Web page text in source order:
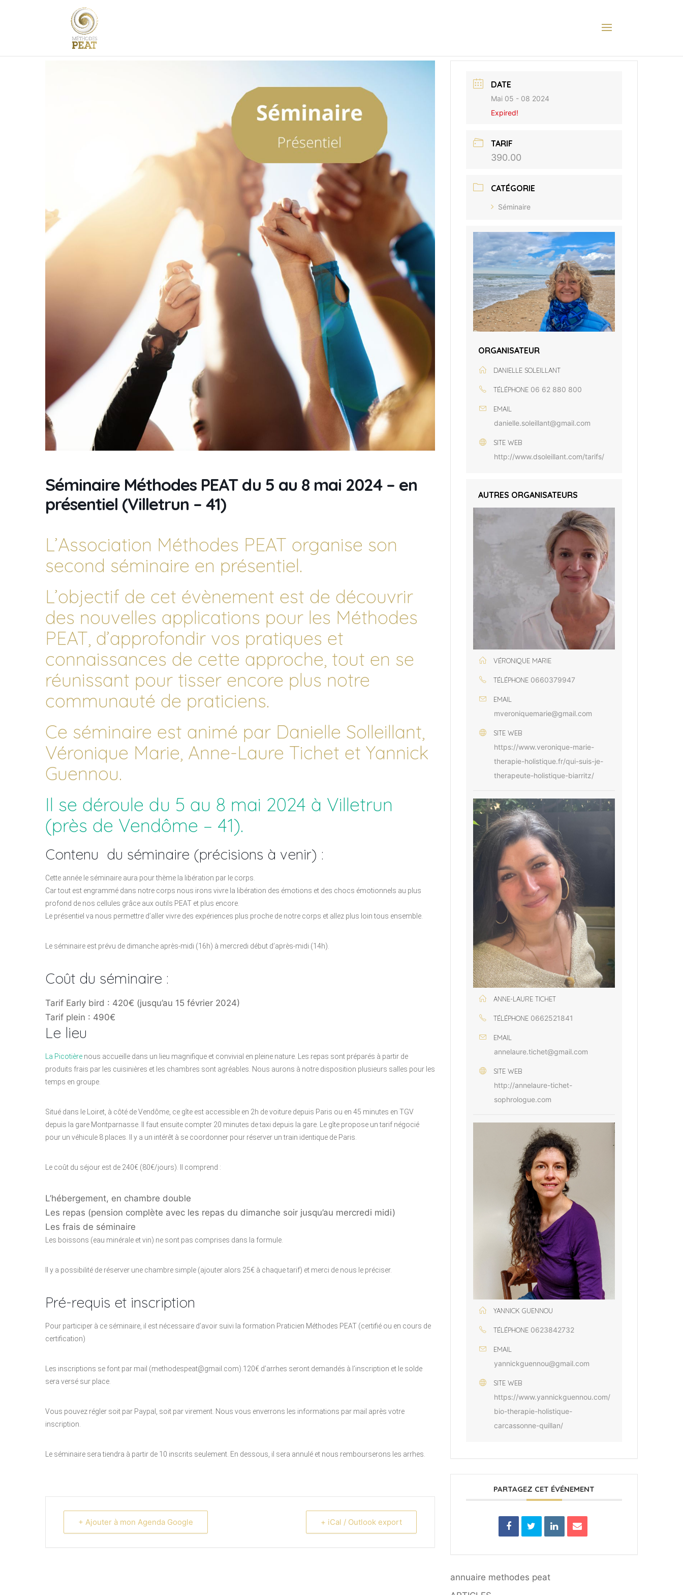
Séminaire Méthodes PEAT du 5 au 8 mai 2024 – en
présentiel (Villetrun – 41)
L’Association Méthodes PEAT organise son
second séminaire en présentiel.
L’objectif de cet évènement est de découvrir
des nouvelles applications pour les Méthodes
PEAT, d’approfondir vos pratiques et
connaissances de cette approche, tout en se
réunissant pour tisser encore plus notre
communauté de praticiens.
Ce séminaire est animé par Danielle Solleillant,
Véronique Marie, Anne-Laure Tichet et Yannick
Guennou.
Il se déroule du 5 au 8 mai 2024 à Villetrun
(près de Vendôme – 41).
Contenu du séminaire (précisions à venir) :
Cette année le séminaire aura pour thème la libération par le corps.
Car tout est engrammé dans notre corps nous irons vivre la libération des émotions et des chocs émotionnels au plus
profond de nos cellules grâce aux outils PEAT et plus encore.
Le présentiel va nous permettre d’aller vivre des expériences plus proche de notre corps et allez plus loin tous ensemble.
Le séminaire est prévu de dimanche après-midi (16h) à mercredi début d’après-midi (14h).
Coût du séminaire :
Tarif Early bird : 420€ (jusqu’au 15 février 2024)
Tarif plein : 490€
Le lieu
La Picotière nous accueille dans un lieu magnifique et convivial en pleine nature. Les repas sont préparés à partir de
produits frais par les cuisinières et les chambres sont agréables. Nous aurons à notre disposition plusieurs salles pour les
temps en groupe.
Situé dans le Loiret, à côté de Vendôme, ce gîte est accessible en 2h de voiture depuis Paris ou en 45 minutes en TGV
depuis la gare Montparnasse. Il faut ensuite compter 20 minutes de taxi depuis la gare. Le gîte propose un tarif négocié
pour un véhicule 8 places. Il y a un intérêt à se coordonner pour réserver un train identique de Paris.
Le coût du séjour est de 240€ (80€/jours). Il comprend :
L’hébergement, en chambre double
Les repas (pension complète avec les repas du dimanche soir jusqu’au mercredi midi)
Les frais de séminaire
Les boissons (eau minérale et vin) ne sont pas comprises dans la formule.
Il y a possibilité de réserver une chambre simple (ajouter alors 25€ à chaque tarif) et merci de nous le préciser.
Pré-requis et inscription
Pour participer à ce séminaire, il est nécessaire d’avoir suivi la formation Praticien Méthodes PEAT (certifié ou en cours de
certification)
Les inscriptions se font par mail (methodespeat@gmail.com).120€ d’arrhes seront demandés à l’inscription et le solde
sera versé sur place.
Vous pouvez régler soit par Paypal, soit par virement. Nous vous enverrons les informations par mail après votre
inscription.
Le séminaire sera tiendra à partir de 10 inscrits seulement. En dessous, il sera annulé et nous rembourserons les arrhes.
+ Ajouter à mon Agenda Google + iCal / Outlook export
DATE
Mai 05 - 08 2024
Expired!
TARIF
390.00
CATÉGORIE
Séminaire
ORGANISATEUR
DANIELLE SOLEILLANT
TÉLÉPHONE 06 62 880 800
EMAIL
danielle.soleillant@gmail.com
SITE WEB
http://www.dsoleillant.com/tarifs/
AUTRES ORGANISATEURS
VÉRONIQUE MARIE
TÉLÉPHONE 0660379947
EMAIL
mveroniquemarie@gmail.com
SITE WEB
https://www.veronique-marie-
therapie-holistique.fr/qui-suis-je-
therapeute-holistique-biarritz/
ANNE-LAURE TICHET
TÉLÉPHONE 0662521841
EMAIL
annelaure.tichet@gmail.com
SITE WEB
http://annelaure-tichet-
sophrologue.com
YANNICK GUENNOU
TÉLÉPHONE 0623842732
EMAIL
yannickguennou@gmail.com
SITE WEB
https://www.yannickguennou.com/
bio-therapie-holistique-
carcassonne-quillan/
PARTAGEZ CET ÉVÉNEMENT
annuaire methodes peat